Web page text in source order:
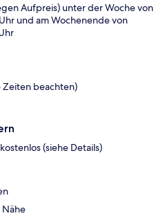
Aufpreis) unter der Woche von
und am Wochenende von
beachten)
(siehe Details)
Nähe